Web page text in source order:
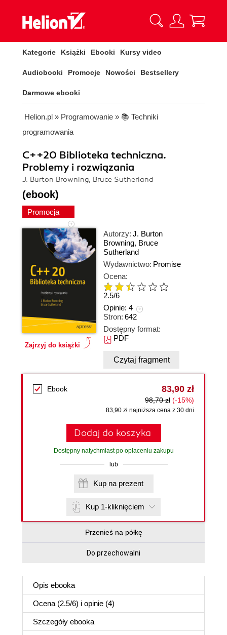
Kategorie Książki Ebooki Kursy video
Audiobooki Promocje Nowości Bestsellery
Darmowe ebooki
Helion.pl » Programowanie » 📚 Techniki
programowania
C++20 Biblioteka techniczna.
Problemy i rozwiązania
J. Burton Browning, Bruce Sutherland
(ebook)
Promocja
Zajrzyj do książki
Autorzy: J. Burton
Browning, Bruce
Sutherland
Wydawnictwo: Promise
Ocena:
2.5/6
Opinie: 4
Stron: 642
Dostępny format:
PDF
Czytaj fragment
Ebook 83,90 zł
98,70 zł (-15%)
83,90 zł najniższa cena z 30 dni
Dodaj do koszyka
Dostępny natychmiast po opłaceniu zakupu
lub
Kup na prezent
Kup 1-kliknięciem
Przenieś na półkę
Do przechowalni
Opis ebooka
Ocena (2.5/6) i opinie (4)
Szczegóły ebooka